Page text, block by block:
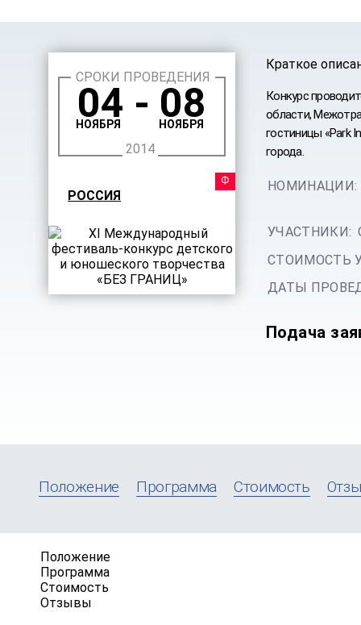
СРОКИ ПРОВЕДЕНИЯ
04 - 08
НОЯБРЯ НОЯБРЯ
2014
РОССИЯ
Краткое
Конкурс
области,
гостиницы «Park
города.
НОМИНАЦИИ:
УЧАСТНИКИ:
СТОИМОСТЬ
ДАТЫ
Подача
Положение Программа Стоимость
Положение
Программа
Стоимость
Отзывы